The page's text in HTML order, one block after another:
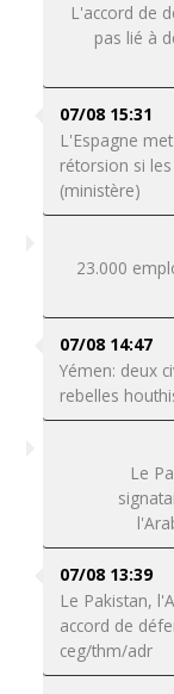
L'accord de
pas lié à
07/08 15:31
L'Espagne
rétorsion si
(ministère)
23.000
07/08 14:47
Yémen: deux
rebelles
Le
07/08 13:39
Le Pakistan,
accord de
ceg/thm/adr